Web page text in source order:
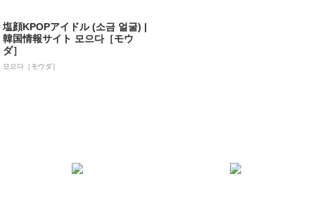
塩顔KPOPアイドル (소금 얼굴) |
韓国情報サイト 모으다［モウ
ダ］
모으다［モウダ］